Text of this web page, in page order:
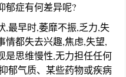
郁症有何差异呢?
早时,萎靡不振,乏力,失
情都失去兴趣,焦虑,失望,
是思维慢性,无力担任任何
郁气质、某些药物或疾病